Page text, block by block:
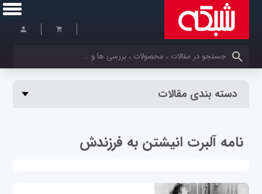
کلمات کلیدی خود را وارد کنید
دسته بندی مقالات
نامه آلبرت انیشتن به فرزندش